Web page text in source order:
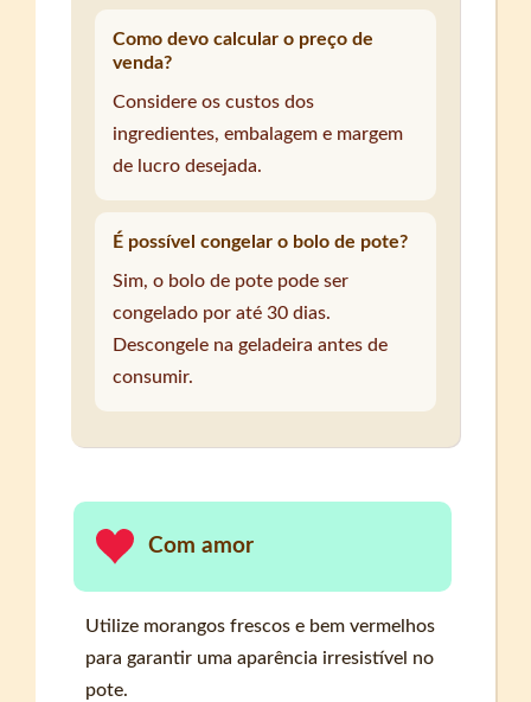
Como devo calcular o preço de
venda?
Considere os custos dos
ingredientes, embalagem e margem
de lucro desejada.
É possível congelar o bolo de pote?
Sim, o bolo de pote pode ser
congelado por até 30 dias.
Descongele na geladeira antes de
consumir.
Com amor
Utilize morangos frescos e bem vermelhos
para garantir uma aparência irresistível no
pote.